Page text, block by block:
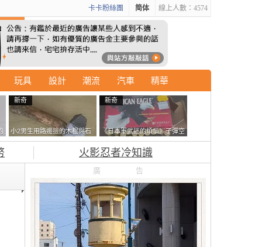
線上人數：4574
简体
卡卡粉絲團
玩具 設計 潮流 汽車 精華
新奇
小2男生用路邊撿的木棍與石
頭做成了《石斧》馬麻打開書
包嚇一跳怎麼會有這種東
西！？
新奇
《日本軍武迷的煩惱》子彈空
盒在日本超級貴 美國網友直
接一大箱寄給他了
火影忍者冷知識
廣告